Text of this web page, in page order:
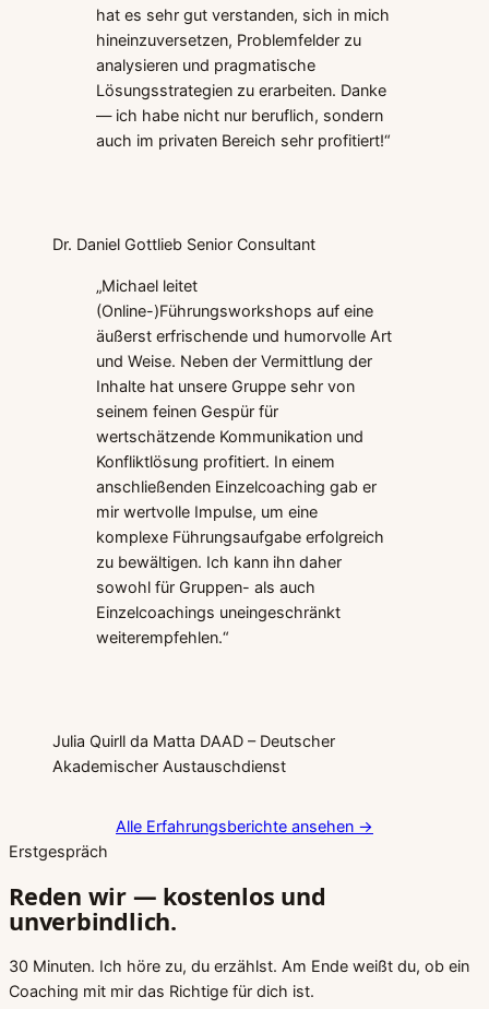
hat es sehr gut verstanden, sich in mich
hineinzuversetzen, Problemfelder zu
analysieren und pragmatische
Lösungsstrategien zu erarbeiten. Danke
— ich habe nicht nur beruflich, sondern
auch im privaten Bereich sehr profitiert!“
Dr. Daniel Gottlieb Senior Consultant
„Michael leitet
(Online-)Führungsworkshops auf eine
äußerst erfrischende und humorvolle Art
und Weise. Neben der Vermittlung der
Inhalte hat unsere Gruppe sehr von
seinem feinen Gespür für
wertschätzende Kommunikation und
Konfliktlösung profitiert. In einem
anschließenden Einzelcoaching gab er
mir wertvolle Impulse, um eine
komplexe Führungsaufgabe erfolgreich
zu bewältigen. Ich kann ihn daher
sowohl für Gruppen- als auch
Einzelcoachings uneingeschränkt
weiterempfehlen.“
Julia Quirll da Matta DAAD – Deutscher
Akademischer Austauschdienst
Alle Erfahrungsberichte ansehen →
Erstgespräch
Reden wir — kostenlos und
unverbindlich.
30 Minuten. Ich höre zu, du erzählst. Am Ende weißt du, ob ein
Coaching mit mir das Richtige für dich ist.